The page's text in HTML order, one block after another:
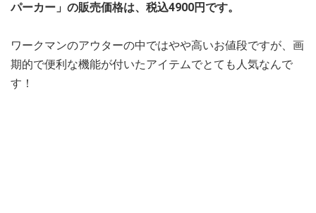
パーカー」の販売価格は、税込4900円です。
ワークマンのアウターの中ではやや高いお値段ですが、画
期的で便利な機能が付いたアイテムでとても人気なんで
す！